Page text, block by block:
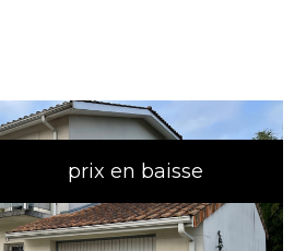
prix en baisse
voir le